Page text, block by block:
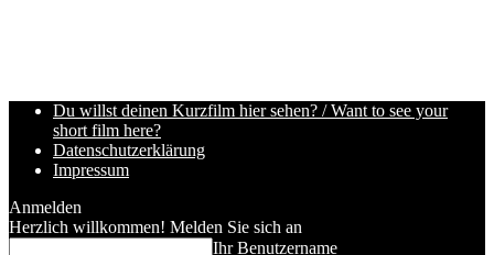
Du willst deinen Kurzfilm hier sehen? / Want to see your
short film here?
Datenschutzerklärung
Impressum
Anmelden
Herzlich willkommen! Melden Sie sich an
Ihr Benutzername